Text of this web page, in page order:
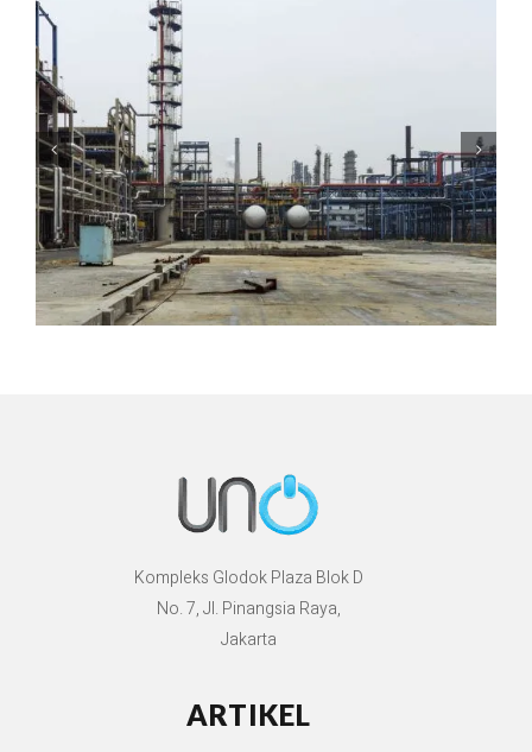
Kompleks Glodok Plaza Blok D
No. 7, Jl. Pinangsia Raya,
Jakarta
ARTIKEL